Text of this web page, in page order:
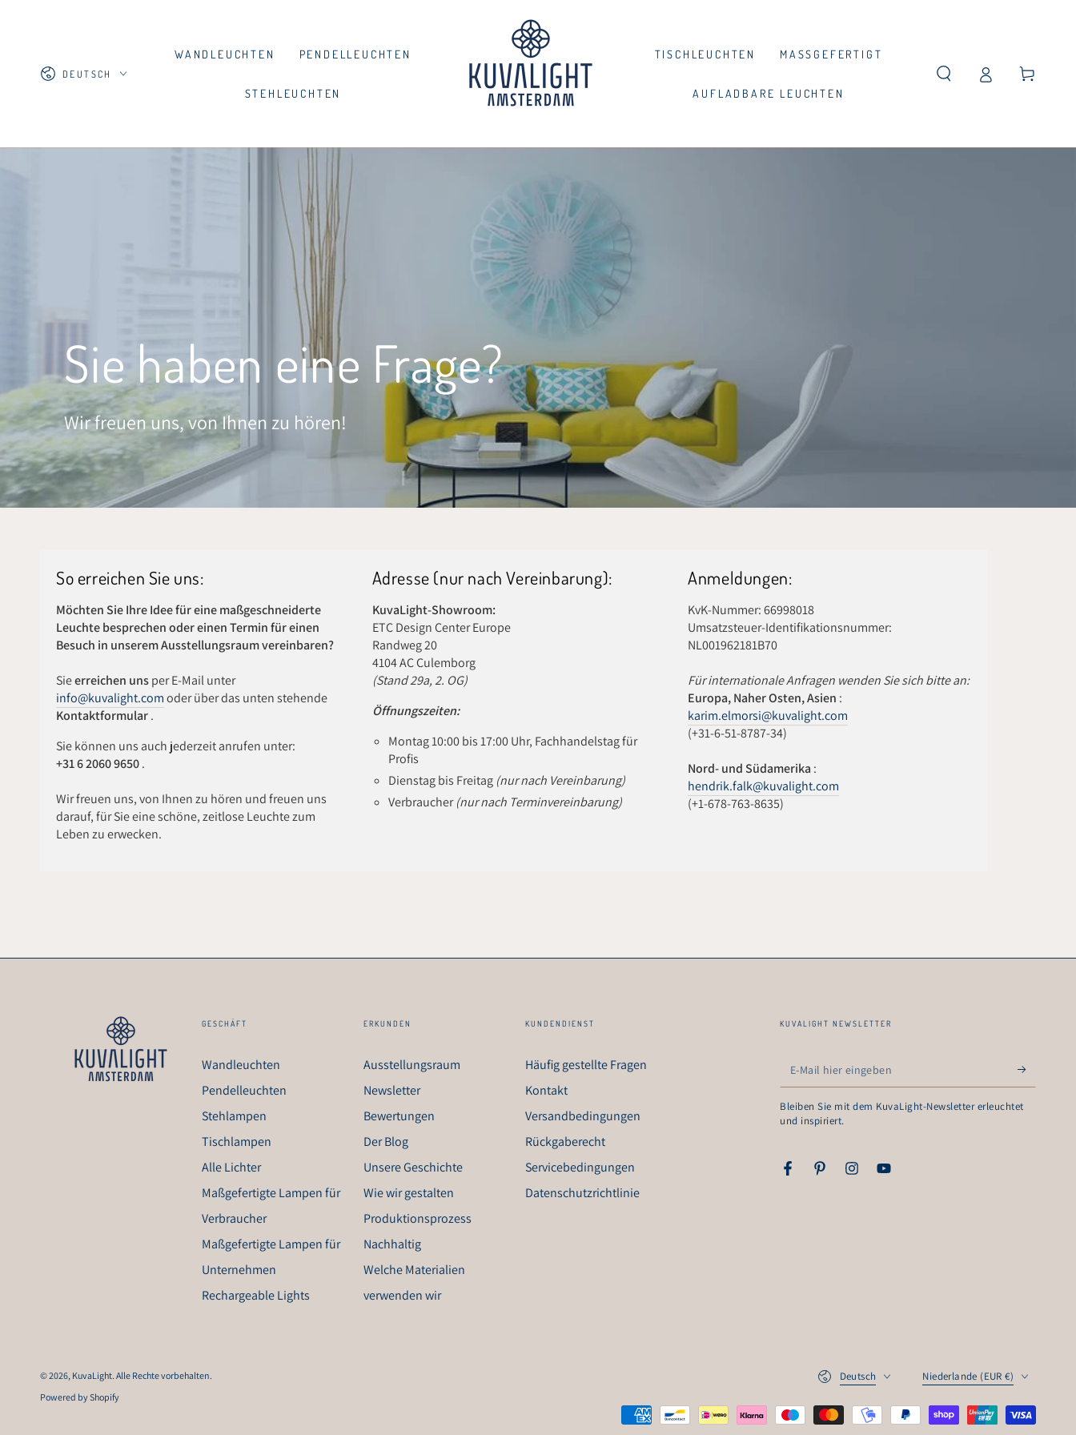
SpracheDEUTSCH
WANDLEUCHTEN PENDELLEUCHTEN
STEHLEUCHTEN
TISCHLEUCHTEN MASSGEFERTIGT
AUFLADBARE LEUCHTEN
Warenkorb
Sie haben eine Frage?
Wir freuen uns, von Ihnen zu hören!
So erreichen Sie uns:
Möchten Sie Ihre Idee für eine maßgeschneiderte
Leuchte besprechen oder einen Termin für einen
Besuch in unserem Ausstellungsraum vereinbaren?
Sieerreichen unsper E-Mail unter
info@kuvalight.comoder über das unten stehende
Kontaktformular.
Sie können uns auch jederzeit anrufen unter:
+31 6 2060 9650.
Wir freuen uns, von Ihnen zu hören und freuen uns
darauf, für Sie eine schöne, zeitlose Leuchte zum
Leben zu erwecken.
Adresse (nur nach Vereinbarung):
KuvaLight-Showroom:
ETC Design Center Europe
Randweg 20
4104 AC Culemborg
(Stand 29a, 2. OG)
Öffnungszeiten:
Montag 10:00 bis 17:00 Uhr, Fachhandelstag für
Profis
Dienstag bis Freitag (nur nach Vereinbarung)
Verbraucher(nur nach Terminvereinbarung)
Anmeldungen:
KvK-Nummer: 66998018
Umsatzsteuer-Identifikationsnummer:
NL001962181B70
Für internationale Anfragen wenden Sie sich bitte an:
Europa, Naher Osten, Asien :
karim.elmorsi@kuvalight.com
(+31-6-51-8787-34)
Nord- und Südamerika :
hendrik.falk@kuvalight.com
(+1-678-763-8635)
GESCHÄFT
Wandleuchten
Pendelleuchten
Stehlampen
Tischlampen
Alle Lichter
Maßgefertigte Lampen für
Verbraucher
Maßgefertigte Lampen für
Unternehmen
Rechargeable Lights
ERKUNDEN
Ausstellungsraum
Newsletter
Bewertungen
Der Blog
Unsere Geschichte
Wie wir gestalten
Produktionsprozess
Nachhaltig
Welche Materialien
verwenden wir
KUNDENDIENST
Häufig gestellte Fragen
Kontakt
Versandbedingungen
Rückgaberecht
Servicebedingungen
Datenschutzrichtlinie
KUVALIGHT NEWSLETTER
E-
Mail
hier
Bleiben Sie mit dem KuvaLight-Newsletter erleuchtet
und inspiriert.
FacebookPinterestInstagramYouTube
© 2026, KuvaLight. Alle Rechte vorbehalten.
Powered by Shopify
Deutsch Niederlande (EUR €)
Zahlungsmöglichkeiten